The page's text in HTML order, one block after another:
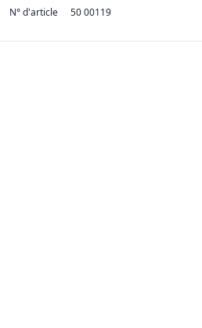
N° d'article 50 00119